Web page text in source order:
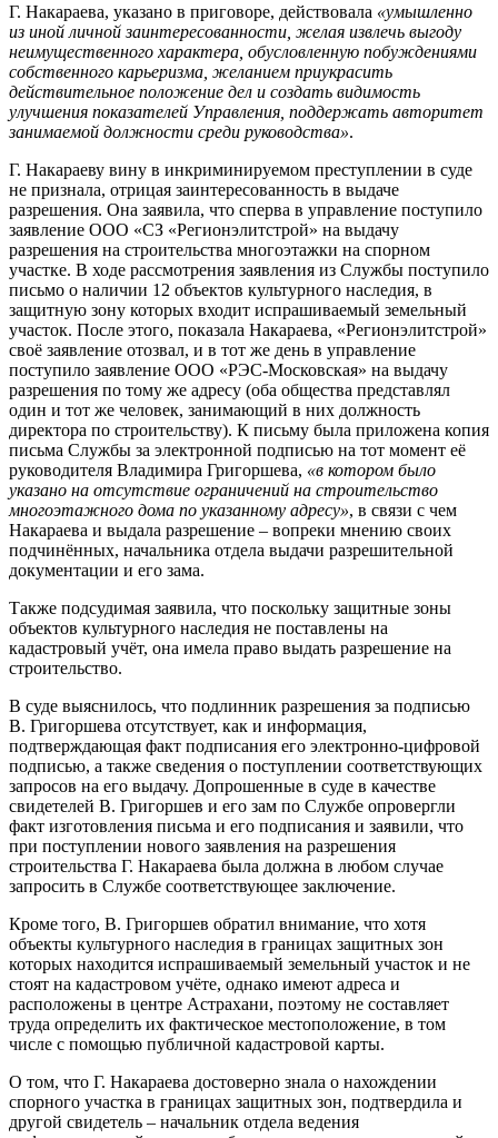
Г. Накараева, указано в приговоре, действовала «умышленно
из иной личной заинтересованности, желая извлечь выгоду
неимущественного характера, обусловленную побуждениями
собственного карьеризма, желанием приукрасить
действительное положение дел и создать видимость
улучшения показателей Управления, поддержать авторитет
занимаемой должности среди руководства».
Г. Накараеву вину в инкриминируемом преступлении в суде
не признала, отрицая заинтересованность в выдаче
разрешения. Она заявила, что сперва в управление поступило
заявление ООО «СЗ «Регионэлитстрой» на выдачу
разрешения на строительства многоэтажки на спорном
участке. В ходе рассмотрения заявления из Службы поступило
письмо о наличии 12 объектов культурного наследия, в
защитную зону которых входит испрашиваемый земельный
участок. После этого, показала Накараева, «Регионэлитстрой»
своё заявление отозвал, и в тот же день в управление
поступило заявление ООО «РЭС-Московская» на выдачу
разрешения по тому же адресу (оба общества представлял
один и тот же человек, занимающий в них должность
директора по строительству). К письму была приложена копия
письма Службы за электронной подписью на тот момент её
руководителя Владимира Григоршева, «в котором было
указано на отсутствие ограничений на строительство
многоэтажного дома по указанному адресу», в связи с чем
Накараева и выдала разрешение – вопреки мнению своих
подчинённых, начальника отдела выдачи разрешительной
документации и его зама.
Также подсудимая заявила, что поскольку защитные зоны
объектов культурного наследия не поставлены на
кадастровый учёт, она имела право выдать разрешение на
строительство.
В суде выяснилось, что подлинник разрешения за подписью
В. Григоршева отсутствует, как и информация,
подтверждающая факт подписания его электронно-цифровой
подписью, а также сведения о поступлении соответствующих
запросов на его выдачу. Допрошенные в суде в качестве
свидетелей В. Григоршев и его зам по Службе опровергли
факт изготовления письма и его подписания и заявили, что
при поступлении нового заявления на разрешения
строительства Г. Накараева была должна в любом случае
запросить в Службе соответствующее заключение.
Кроме того, В. Григоршев обратил внимание, что хотя
объекты культурного наследия в границах защитных зон
которых находится испрашиваемый земельный участок и не
стоят на кадастровом учёте, однако имеют адреса и
расположены в центре Астрахани, поэтому не составляет
труда определить их фактическое местоположение, в том
числе с помощью публичной кадастровой карты.
О том, что Г. Накараева достоверно знала о нахождении
спорного участка в границах защитных зон, подтвердила и
другой свидетель – начальник отдела ведения